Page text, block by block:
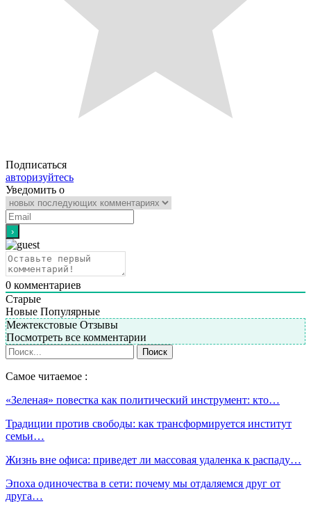
Подписаться
авторизуйтесь
Уведомить о
0 комментариев
Старые
Новые Популярные
Межтекстовые Отзывы
Посмотреть все комментарии
Самое читаемое :
«Зеленая» повестка как политический инструмент: кто…
Традиции против свободы: как трансформируется институт
семьи…
Жизнь вне офиса: приведет ли массовая удаленка к распаду…
Эпоха одиночества в сети: почему мы отдаляемся друг от
друга…